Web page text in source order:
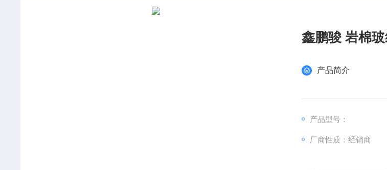
鑫鹏骏 岩棉
产品简介
产品型号：
厂商性质：经销商